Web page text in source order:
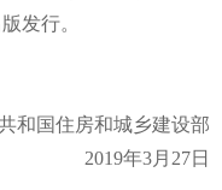
发行。
和国住房和城乡建设部
2019年3月27日